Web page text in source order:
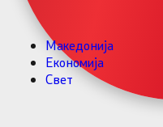
Македонија
Економија
Свет